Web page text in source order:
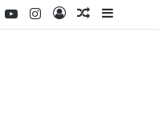
Rastgele
Kayıt
Instagram
YouTube
Twitter